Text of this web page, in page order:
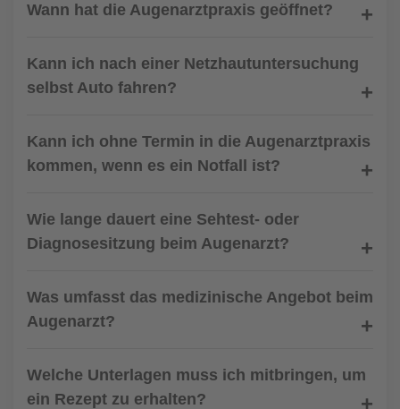
Wann hat die Augenarztpraxis geöffnet?
Kann ich nach einer Netzhautuntersuchung
selbst Auto fahren?
Kann ich ohne Termin in die Augenarztpraxis
kommen, wenn es ein Notfall ist?
Wie lange dauert eine Sehtest- oder
Diagnosesitzung beim Augenarzt?
Was umfasst das medizinische Angebot beim
Augenarzt?
Welche Unterlagen muss ich mitbringen, um
ein Rezept zu erhalten?